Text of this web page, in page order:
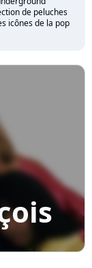
de peluches
icônes de la pop